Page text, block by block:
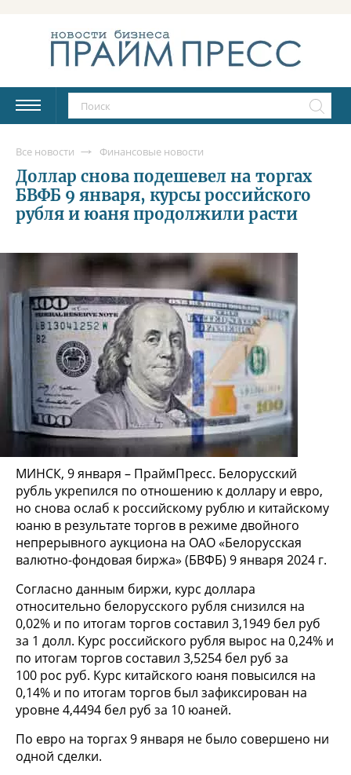
Все новости Финансовые новости
Доллар снова подешевел на торгах
БВФБ 9 января, курсы российского
рубля и юаня продолжили расти
МИНСК, 9 января – ПраймПресс. Белорусский
рубль укрепился по отношению к доллару и евро,
но снова ослаб к российскому рублю и китайскому
юаню в результате торгов в режиме двойного
непрерывного аукциона на ОАО «Белорусская
валютно-фондовая биржа» (БВФБ) 9 января 2024 г.
Согласно данным биржи, курс доллара
относительно белорусского рубля снизился на
0,02% и по итогам торгов составил 3,1949 бел руб
за 1 долл. Курс российского рубля вырос на 0,24% и
по итогам торгов составил 3,5254 бел руб за
100 рос руб. Курс китайского юаня повысился на
0,14% и по итогам торгов был зафиксирован на
уровне 4,4494 бел руб за 10 юаней.
По евро на торгах 9 января не было совершено ни
одной сделки.